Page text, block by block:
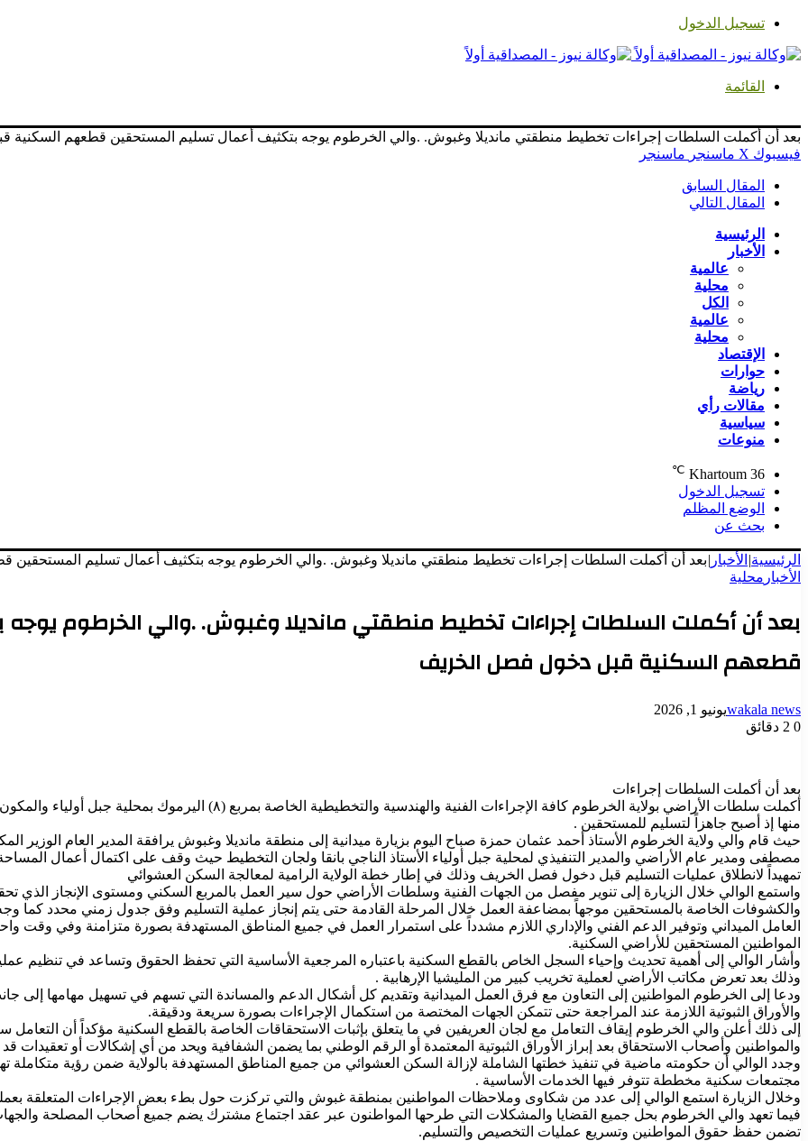
تسجيل الدخول
القائمة
بعد أن أكملت السلطات إجراءات تخطيط منطقتي مانديلا وغبوش. .والي الخرطوم يوجه بتكثيف أعمال تسليم المستحقين قطعهم
فيسبوك ‫X ماسنجر ماسنجر
المقال السابق
المقال التالي
الرئيسية
الأخبار
عالمية
محلية
الكل
عالمية
محلية
الإقتصاد
حوارات
رياضة
مقالات رأي
سياسية
منوعات
Khartoum 36
℃
تسجيل الدخول
الوضع المظلم
بحث عن
الرئيسية| الأخبار |بعد أن أكملت السلطات إجراءات تخطيط منطقتي مانديلا وغبوش. .والي الخرطوم يوجه بتكثيف أعمال تسليم
الأخبار محلية
بعد أن أكملت السلطات إجراءات تخطيط منطقتي مانديلا وغبوش. .والي الخرطوم
قطعهم السكنية قبل دخول فصل الخريف
wakala newsيونيو 1, 2026
0
بعد أن أكملت السلطات إجراءات
أكملت سلطات الأراضي بولاية الخرطوم كافة الإجراءات الفنية والهندسية
منها إذ أصبح جاهزاً لتسليم للمستحقين .
حيث قام والي ولاية الخرطوم الأستاذ أحمد عثمان حمزة صباح اليوم بزيارة ميدانية إلى منطقة مانديلا وغبوش يرافقة المدير العام الوزير
مصطفى ومدير عام الأراضي والمدير التنفيذي لمحلية جبل أولياء الأستاذ الناجي بانقا ولجان التخطيط حيث وقف على اكتمال أعمال
تمهيداً لانطلاق عمليات التسليم قبل دخول فصل الخريف وذلك في إطار خطة الولاية الرامية لمعالجة السكن العشوائي
واستمع الوالي خلال الزيارة إلى تنوير مفصل من الجهات الفنية وسلطات الأراضي حول سير العمل بالمربع السكني ومستوى الإنجاز الذي
والكشوفات الخاصة بالمستحقين موجهاً بمضاعفة العمل خلال المرحلة القادمة حتى يتم إنجاز عملية التسليم وفق جدول زمني محدد كما
العامل الميداني وتوفير الدعم الفني والإداري اللازم مشدداً على استمرار العمل في جميع المناطق المستهدفة بصورة متزامنة وفي وقت
المواطنين المستحقين للأراضي السكنية.
وأشار الوالي إلى أهمية تحديث وإحياء السجل الخاص بالقطع السكنية باعتباره المرجعية الأساسية التي تحفظ الحقوق وتساعد في تنظيم
وذلك بعد تعرض مكاتب الأراضي لعملية تخريب كبير من المليشيا الإرهابية .
ودعا إلى الخرطوم المواطنين إلى التعاون مع فرق العمل الميدانية وتقديم كل أشكال الدعم والمساندة التي تسهم في تسهيل مهامها إلى
والأوراق الثبوتية اللازمة عند المراجعة حتى تتمكن الجهات المختصة من استكمال الإجراءات بصورة سريعة ودقيقة.
إلى ذلك أعلن والي الخرطوم إيقاف التعامل مع لجان العريفين في ما يتعلق بإثبات الاستحقاقات الخاصة بالقطع السكنية مؤكداً أن
والمواطنين وأصحاب الاستحقاق بعد إبراز الأوراق الثبوتية المعتمدة أو الرقم الوطني بما يضمن الشفافية ويحد من أي إشكالات أو تعقيدات
وجدد الوالي أن حكومته ماضية في تنفيذ خطتها الشاملة لإزالة السكن العشوائي من جميع المناطق المستهدفة بالولاية ضمن رؤية متكاملة
مجتمعات سكنية مخططة تتوفر فيها الخدمات الأساسية .
وخلال الزيارة استمع الوالي إلى عدد من شكاوى وملاحظات المواطنين بمنطقة غبوش والتي تركزت حول بطء بعض الإجراءات المتعلقة
فيما تعهد والي الخرطوم بحل جميع القضايا والمشكلات التي طرحها المواطنون عبر عقد اجتماع مشترك يضم جميع أصحاب المصلحة
تضمن حفظ حقوق المواطنين وتسريع عمليات التخصيص والتسليم.